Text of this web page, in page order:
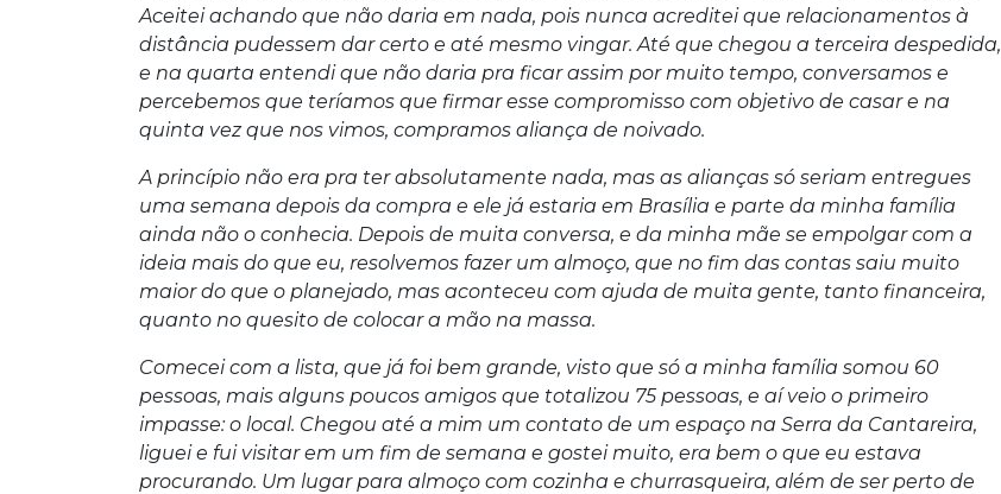
Aceitei achando que não daria em nada, pois nunca acreditei que relacionamentos à
distância pudessem dar certo e até mesmo vingar. Até que chegou a terceira despedida,
e na quarta entendi que não daria pra ficar assim por muito tempo, conversamos e
percebemos que teríamos que firmar esse compromisso com objetivo de casar e na
quinta vez que nos vimos, compramos aliança de noivado.
A princípio não era pra ter absolutamente nada, mas as alianças só seriam entregues
uma semana depois da compra e ele já estaria em Brasília e parte da minha família
ainda não o conhecia. Depois de muita conversa, e da minha mãe se empolgar com a
ideia mais do que eu, resolvemos fazer um almoço, que no fim das contas saiu muito
maior do que o planejado, mas aconteceu com ajuda de muita gente, tanto financeira,
quanto no quesito de colocar a mão na massa.
Comecei com a lista, que já foi bem grande, visto que só a minha família somou 60
pessoas, mais alguns poucos amigos que totalizou 75 pessoas, e aí veio o primeiro
impasse: o local. Chegou até a mim um contato de um espaço na Serra da Cantareira,
liguei e fui visitar em um fim de semana e gostei muito, era bem o que eu estava
procurando. Um lugar para almoço com cozinha e churrasqueira, além de ser perto de